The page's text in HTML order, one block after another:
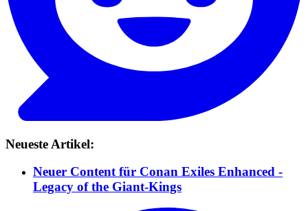
Neueste Artikel:
Neuer Content für Conan Exiles Enhanced -
Legacy of the Giant-Kings